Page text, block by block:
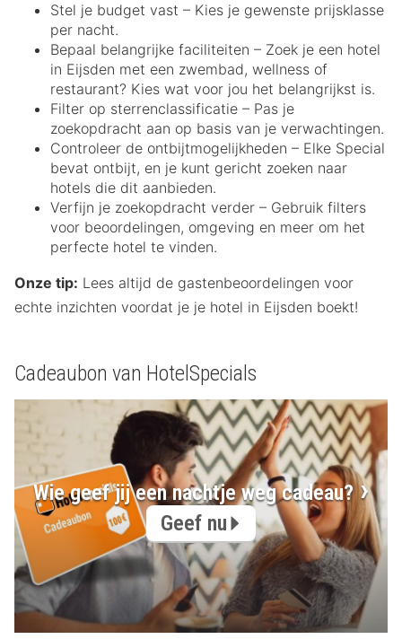
Stel je budget vast – Kies je gewenste prijsklasse
per nacht.
Bepaal belangrijke faciliteiten – Zoek je een hotel
in Eijsden met een zwembad, wellness of
restaurant? Kies wat voor jou het belangrijkst is.
Filter op sterrenclassificatie – Pas je
zoekopdracht aan op basis van je verwachtingen.
Controleer de ontbijtmogelijkheden – Elke Special
bevat ontbijt, en je kunt gericht zoeken naar
hotels die dit aanbieden.
Verfijn je zoekopdracht verder – Gebruik filters
voor beoordelingen, omgeving en meer om het
perfecte hotel te vinden.
Onze tip: Lees altijd de gastenbeoordelingen voor
echte inzichten voordat je je hotel in Eijsden boekt!
Cadeaubon van HotelSpecials
Wie geef jij een nachtje weg cadeau?
Geef nu